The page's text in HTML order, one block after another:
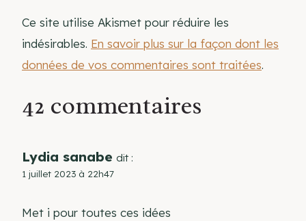
Ce site utilise Akismet pour réduire les
indésirables. En savoir plus sur la façon dont les
données de vos commentaires sont traitées.
42 commentaires
Lydia sanabe dit :
1 juillet 2023 à 22h47
Met i pour toutes ces idées